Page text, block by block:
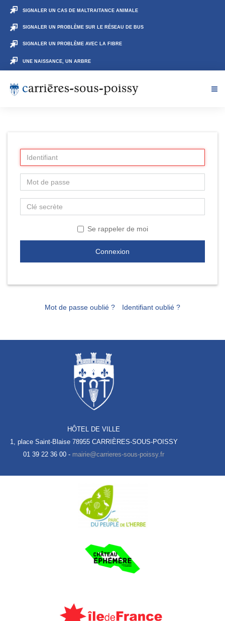
SIGNALER UN CAS DE MALTRAITANCE ANIMALE
SIGNALER UN PROBLÈME SUR LE RÉSEAU DE BUS
SIGNALER UN PROBLÈME AVEC LA FIBRE
UNE NAISSANCE, UN ARBRE
Se rappeler de moi
Connexion
Mot de passe oublié ? Identifiant oublié ?
HÔTEL DE VILLE
1, place Saint-Blaise 78955 CARRIÈRES-SOUS-POISSY
01 39 22 36 00 -